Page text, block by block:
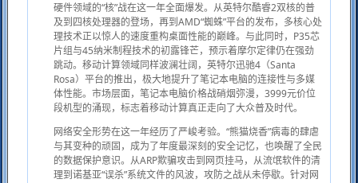
硬件领域的“核”战在这一年全面爆发。从英特尔酷睿2双核的普
及到四核处理器的登场，再到AMD“蜘蛛”平台的发布，多核心处
理技术正以惊人的速度重构桌面性能的巅峰。与此同时，P35芯
片组与45纳米制程技术的初露锋芒，预示着摩尔定律仍在强劲
跳动。移动计算领域同样波澜壮阔，英特尔迅驰4（Santa
Rosa）平台的推出，极大地提升了笔记本电脑的连接性与多媒
体性能。市场层面，笔记本电脑价格战硝烟弥漫，3999元价位
段机型的涌现，标志着移动计算真正走向了大众普及时代。
网络安全形势在这一年经历了严峻考验。“熊猫烧香”病毒的肆虐
与其变种的顽固，成为了年度最深刻的安全记忆，也唤醒了全民
的数据保护意识。从ARP欺骗攻击到网页挂马，从流氓软件的清
理到诺基亚“误杀”系统文件的风波，攻防之战从未停歇。针对网